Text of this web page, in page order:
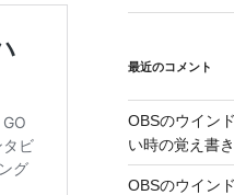
最近のコメント
OBSのウイン
い時の覚え書き
OBSのウイン